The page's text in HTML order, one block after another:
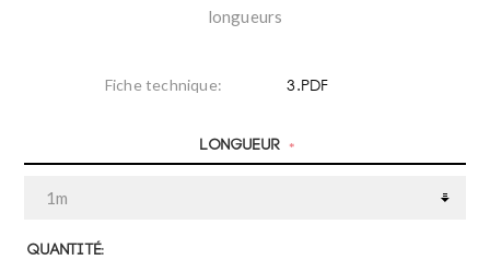
longueurs
Fiche technique: 3.PDF
Longueur *
Quantité: